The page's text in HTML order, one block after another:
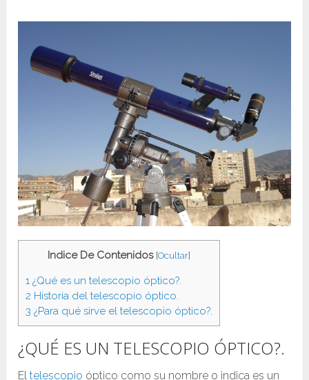
Indice De Contenidos [Ocultar]
1 ¿Qué es un telescopio óptico?.
2 Historia del telescopio óptico.
3 ¿Para qué sirve el telescopio óptico?.
¿QUÉ ES UN TELESCOPIO ÓPTICO?.
Eltelescopio óptico como su nombre o indica es un